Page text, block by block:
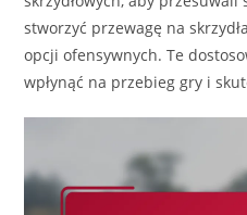
stworzyć przewagę na
opcji ofensywnych. Te
wpłynąć na przebieg gry i